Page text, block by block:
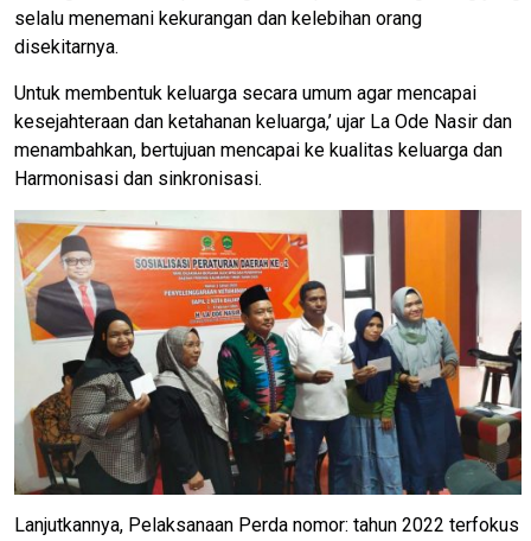
selalu menemani kekurangan dan kelebihan orang
disekitarnya.
Untuk membentuk keluarga secara umum agar mencapai
kesejahteraan dan ketahanan keluarga,’ ujar La Ode Nasir dan
menambahkan, bertujuan mencapai ke kualitas keluarga dan
Harmonisasi dan sinkronisasi.
Lanjutkannya, Pelaksanaan Perda nomor: tahun 2022 terfokus